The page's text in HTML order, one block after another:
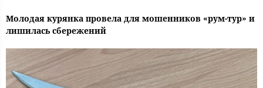
Молодая курянка провела для мошенников «рум-тур» и
лишилась сбережений